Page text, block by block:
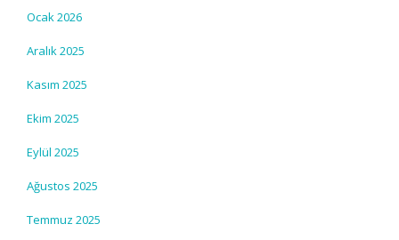
Ocak 2026
Aralık 2025
Kasım 2025
Ekim 2025
Eylül 2025
Ağustos 2025
Temmuz 2025